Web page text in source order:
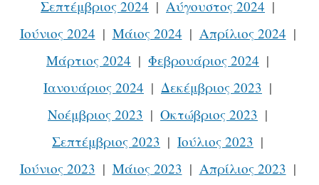
Σεπτέμβριος 2024
Αύγουστος 2024
Ιούνιος 2024
Μάιος 2024
Απρίλιος 2024
Μάρτιος 2024
Φεβρουάριος 2024
Ιανουάριος 2024
Δεκέμβριος 2023
Νοέμβριος 2023
Οκτώβριος 2023
Σεπτέμβριος 2023
Ιούλιος 2023
Ιούνιος 2023
Μάιος 2023
Απρίλιος 2023